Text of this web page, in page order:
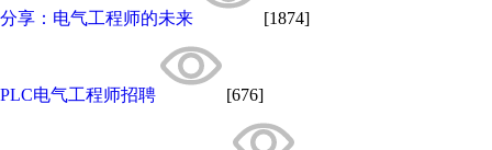
分享：电气工程师的未来 [1874]
PLC电气工程师招聘 [676]